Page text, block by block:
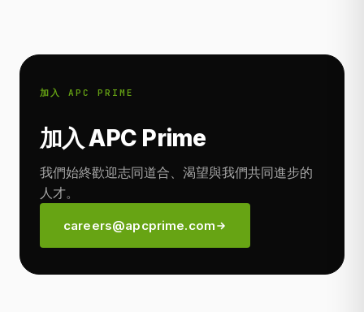
加入 APC PRIME
加入 APC Prime
我們始終歡迎志同道合、渴望與我們共同進步的
人才。
careers@apcprime.com